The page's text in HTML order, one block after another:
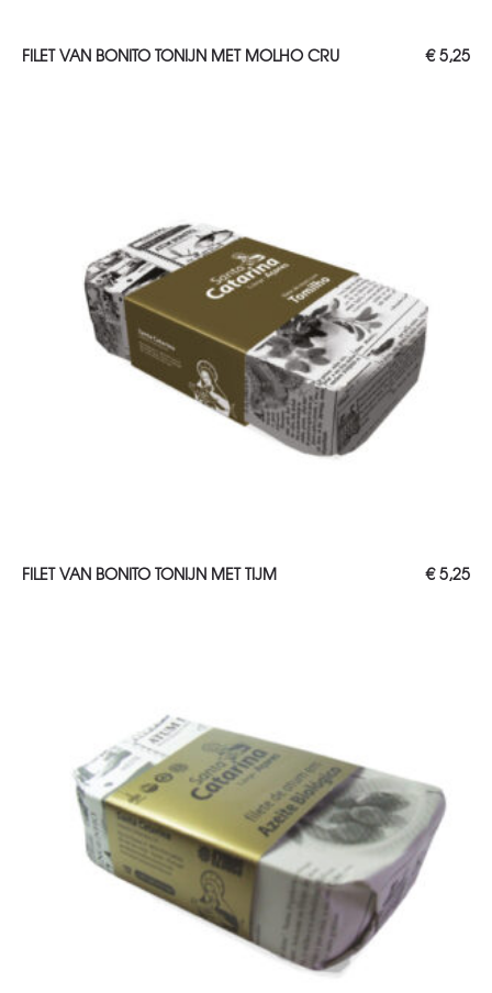
TOEVOEGEN AAN WINKELWAGEN
FILET VAN BONITO TONIJN MET MOLHO CRU €5,25
TOEVOEGEN AAN WINKELWAGEN
FILET VAN BONITO TONIJN MET TIJM €5,25